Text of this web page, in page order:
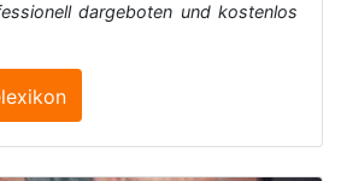
dargeboten und kostenlos